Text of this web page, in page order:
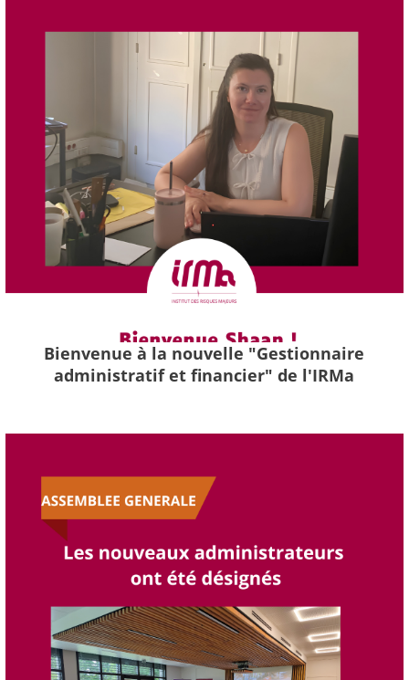
Bienvenue à la nouvelle "Gestionnaire
administratif et financier" de l'IRMa